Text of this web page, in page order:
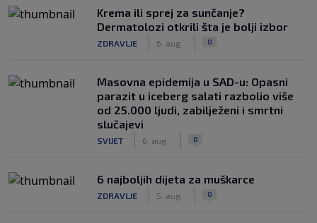
Krema ili sprej za sunčanje?
Dermatolozi otkrili šta je bolji izbor
ZDRAVLJE 6. aug. 0
Masovna epidemija u SAD-u: Opasni
parazit u iceberg salati razbolio više
od 25.000 ljudi, zabilježeni i smrtni
slučajevi
SVIJET 6. aug. 0
6 najboljih dijeta za muškarce
ZDRAVLJE 5. aug. 0